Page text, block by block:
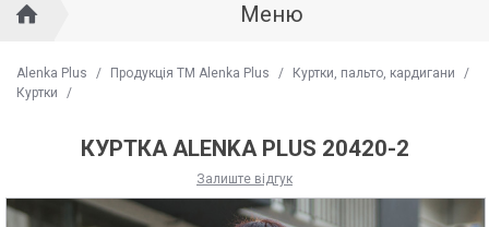
Меню
Alenka Plus / Продукція ТМ Alenka Plus / Куртки, пальто, кардигани
/
Куртки
/
КУРТКА ALENKA PLUS 20420-2
Залиште відгук